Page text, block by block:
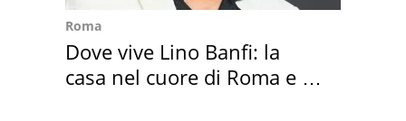
Roma
Dove vive Lino Banfi: la
casa nel cuore di Roma e i